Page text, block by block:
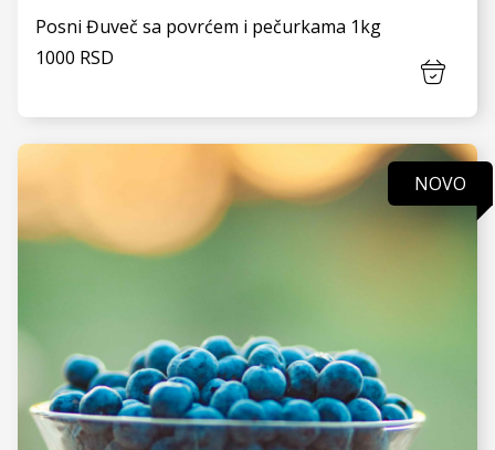
VIDI JOŠ
Posni Đuveč sa povrćem i pečurkama 1kg
1000 RSD
NOVO